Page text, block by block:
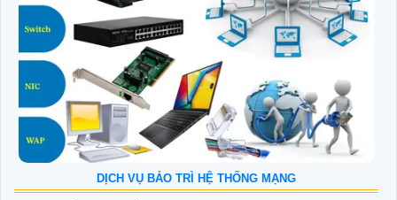
DỊCH VỤ BẢO TRÌ HỆ THỐNG MẠNG